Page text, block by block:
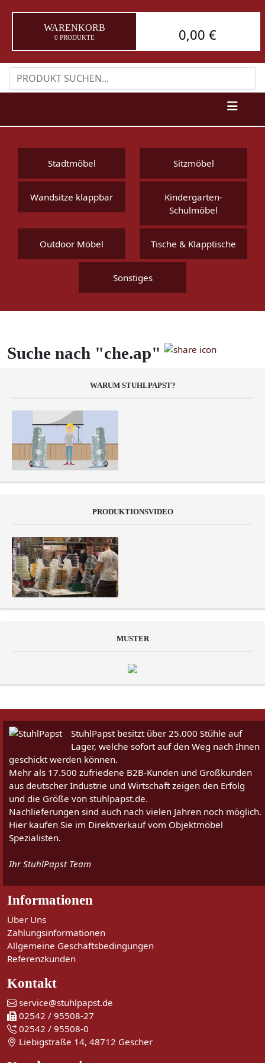
WARENKORB
0 PRODUKTE 0,00 €
Stadtmöbel Sitzmöbel
Wandsitze klappbar
Kindergarten-
Schulmöbel
Outdoor Möbel Tische & Klapptische
Sonstiges
Suche nach "che.ap"
WARUM STUHLPAPST?
PRODUKTIONSVIDEO
MUSTER
StuhlPapst besitzt über 25.000 Stühle auf
Lager, welche sofort auf den Weg nach Ihnen
geschickt werden können.
Mehr als 17.500 zufriedene B2B-Kunden und Großkunden
aus deutscher Industrie und Wirtschaft zeigen den Erfolg
und die Größe von stuhlpapst.de.
Nachlieferungen sind auch nach vielen Jahren noch möglich.
Hier kaufen Sie im Direktverkauf vom Objektmöbel
Spezialisten.
Ihr StuhlPapst Team
Informationen
Über Uns
Zahlungsinformationen
Allgemeine Geschäftsbedingungen
Referenzkunden
Kontakt
service@stuhlpapst.de
02542 / 95508-27
02542 / 95508-0
Liebigstraße 14, 48712 Gescher